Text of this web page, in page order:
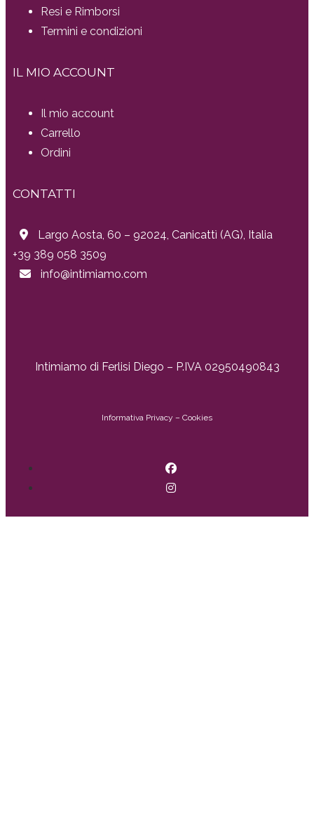
Resi e Rimborsi
Termini e condizioni
IL MIO ACCOUNT
Il mio account
Carrello
Ordini
CONTATTI
Largo Aosta, 60 – 92024, Canicattì (AG), Italia
+39 389 058 3509
info@intimiamo.com
Intimiamo di Ferlisi Diego – P.IVA 02950490843
Informativa Privacy – Cookies